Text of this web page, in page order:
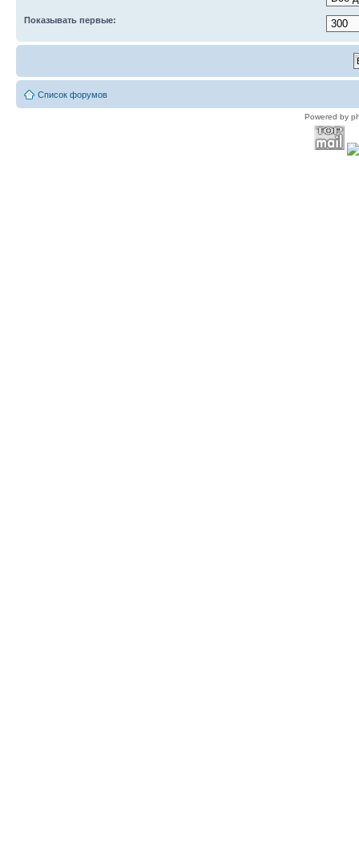
Показывать первые:
Список форумов
Powered by